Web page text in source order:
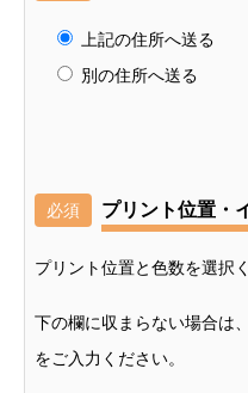
上記の住所へ送る
別の住所へ送る
必須 プリント位置・
プリント位置と色数を選択
下の欄に収まらない場合は
をご入力ください。